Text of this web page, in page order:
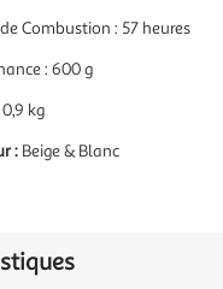
Combustion : 57 heures
: 600 g
0,9 kg
: Beige & Blanc